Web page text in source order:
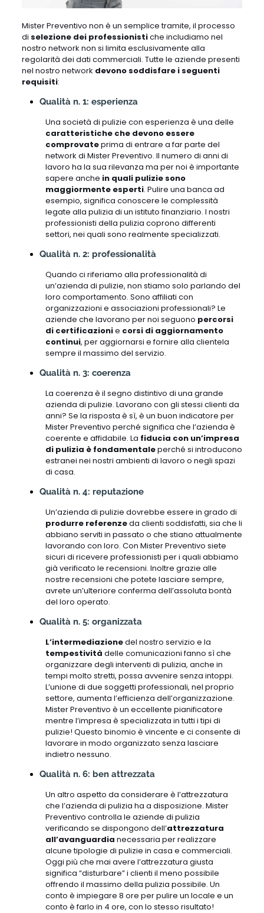
Mister Preventivo non è un semplice tramite, il processo
di selezione dei professionistiche includiamo nel
nostro network non si limita esclusivamente alla
regolarità dei dati commerciali. Tutte le aziende presenti
nel nostro network devono soddisfare i seguenti
requisiti:
Qualità n. 1: esperienza
Una società di pulizie con esperienza è una delle
caratteristiche che devono essere
comprovateprima di entrare a far parte del
network di Mister Preventivo. Il numero di anni di
lavoro ha la sua rilevanza ma per noi è importante
sapere anche in quali pulizie sono
maggiormente esperti. Pulire una banca ad
esempio, significa conoscere le complessità
legate alla pulizia di un istituto finanziario. I nostri
professionisti della pulizia coprono differenti
settori, nei quali sono realmente specializzati.
Qualità n. 2: professionalità
Quando ci riferiamo alla professionalità di
un’azienda di pulizie, non stiamo solo parlando del
loro comportamento. Sono affiliati con
organizzazioni e associazioni professionali? Le
aziende che lavorano per noi seguono percorsi
di certificazionie corsi di aggiornamento
continui, per aggiornarsi e fornire alla clientela
sempre il massimo del servizio.
Qualità n. 3: coerenza
La coerenza è il segno distintivo di una grande
azienda di pulizie. Lavorano con gli stessi clienti da
anni? Se la risposta è sì, è un buon indicatore per
Mister Preventivo perché significa che l’azienda è
coerente e affidabile. La fiducia con un’impresa
di pulizia è fondamentaleperché si introducono
estranei nei nostri ambienti di lavoro o negli spazi
di casa.
Qualità n. 4: reputazione
Un’azienda di pulizie dovrebbe essere in grado di
produrre referenzeda clienti soddisfatti, sia che li
abbiano serviti in passato o che stiano attualmente
lavorando con loro. Con Mister Preventivo siete
sicuri di ricevere professionisti per i quali abbiamo
già verificato le recensioni. Inoltre grazie alle
nostre recensioni che potete lasciare sempre,
avrete un’ulteriore conferma dell’assoluta bontà
del loro operato.
Qualità n. 5: organizzata
L’intermediazionedel nostro servizio e la
tempestività delle comunicazioni fanno sì che
organizzare degli interventi di pulizia, anche in
tempi molto stretti, possa avvenire senza intoppi.
L’unione di due soggetti professionali, nel proprio
settore, aumenta l’efficienza dell’organizzazione.
Mister Preventivo è un eccellente pianificatore
mentre l’impresa è specializzata in tutti i tipi di
pulizie! Questo binomio è vincente e ci consente di
lavorare in modo organizzato senza lasciare
indietro nessuno.
Qualità n. 6: ben attrezzata
Un altro aspetto da considerare è l’attrezzatura
che l’azienda di pulizia ha a disposizione. Mister
Preventivo controlla le aziende di pulizia
verificando se dispongono dell’attrezzatura
all’avanguardia necessaria per realizzare
alcune tipologie di pulizie in casa e commerciali.
Oggi più che mai avere l’attrezzatura giusta
significa “disturbare” i clienti il meno possibile
offrendo il massimo della pulizia possibile. Un
conto è impiegare 8 ore per pulire un locale e un
conto è farlo in 4 ore, con lo stesso risultato!